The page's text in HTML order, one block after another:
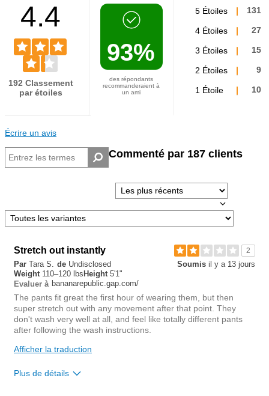
4.4
192 Classement
par étoiles
93%
des répondants
recommanderaient à
un ami
5 Étoiles 131
4 Étoiles 27
3 Étoiles 15
2 Étoiles 9
1 Étoile 10
Écrire un avis
Commenté par 187 clients
2
Stretch out instantly
Soumis il y a 13 jours
Par Tara S. de Undisclosed
Weight 110–120 lbs Height 5'1"
Evaluer à bananarepublic.gap.com/
The pants fit great the first hour of wearing them, but then
super stretch out with any movement after that point. They
don't wash very well at all, and feel like totally different pants
after following the wash instructions.
Afficher la traduction
Plus de détails